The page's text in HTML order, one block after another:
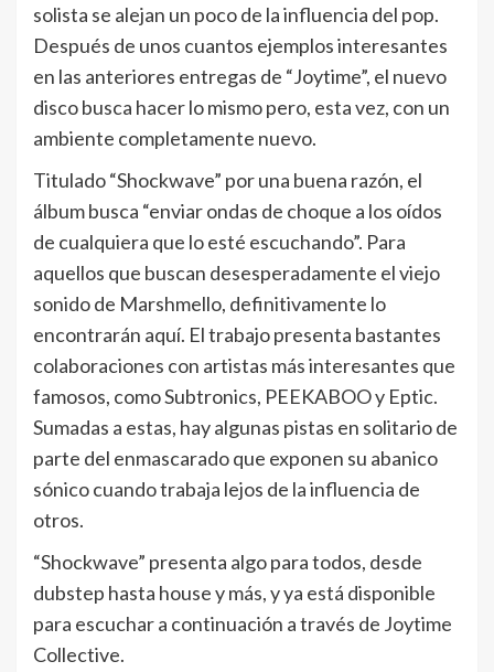
solista se alejan un poco de la influencia del pop.
Después de unos cuantos ejemplos interesantes
en las anteriores entregas de “Joytime”, el nuevo
disco busca hacer lo mismo pero, esta vez, con un
ambiente completamente nuevo.
Titulado “Shockwave” por una buena razón, el
álbum busca “enviar ondas de choque a los oídos
de cualquiera que lo esté escuchando”. Para
aquellos que buscan desesperadamente el viejo
sonido de Marshmello, definitivamente lo
encontrarán aquí. El trabajo presenta bastantes
colaboraciones con artistas más interesantes que
famosos, como Subtronics, PEEKABOO y Eptic.
Sumadas a estas, hay algunas pistas en solitario de
parte del enmascarado que exponen su abanico
sónico cuando trabaja lejos de la influencia de
otros.
“Shockwave” presenta algo para todos, desde
dubstep hasta house y más, y ya está disponible
para escuchar a continuación a través de Joytime
Collective.